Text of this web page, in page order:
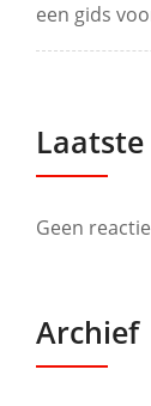
een gids
Geen
Archief